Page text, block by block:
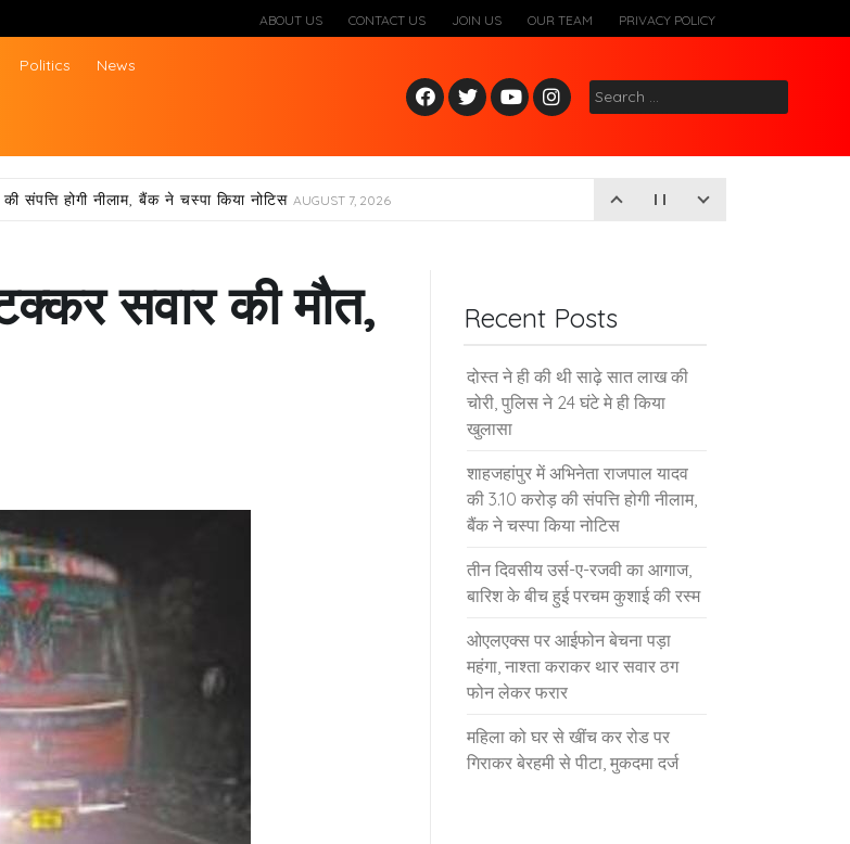
ABOUT US CONTACT US JOIN US OUR TEAM PRIVACY POLICY
Politics News
Fac
ebo
Twitt
er
Yout
ube
Inst
agr
Search
for:
संपत्ति होगी नीलाम, बैंक ने चस्पा किया नोटिस AUGUST 7, 2026
सवार की मौत,
Recent Posts
दोस्त ने ही की थी साढ़े सात लाख की
चोरी, पुलिस ने 24 घंटे मे ही किया
खुलासा
शाहजहांपुर में अभिनेता राजपाल यादव
की 3.10 करोड़ की संपत्ति होगी नीलाम,
बैंक ने चस्पा किया नोटिस
तीन दिवसीय उर्स-ए-रजवी का आगाज,
बारिश के बीच हुई परचम कुशाई की रस्म
ओएलएक्स पर आईफोन बेचना पड़ा
महंगा, नाश्ता कराकर थार सवार ठग
फोन लेकर फरार
महिला को घर से खींच कर रोड पर
गिराकर बेरहमी से पीटा, मुकदमा दर्ज